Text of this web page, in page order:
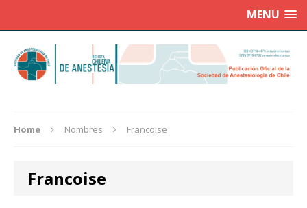
MENU
Home Nombres Francoise
Francoise